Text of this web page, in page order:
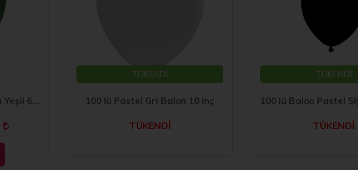
100 lü Balon Pastel Koyu Yeşil 6 inc
TÜKENDİ
100 lü Pastel Gri Balon 10 inç
TÜKENDİ
TÜKENDİ
TÜKENDİ